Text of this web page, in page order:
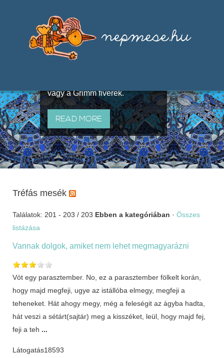
útján terjedő elbeszélésekből,
melyeket olyan ismert gyűjtők
állítottak össze, mint Benedek
vagy a Grimm fivérek.
READ MORE
Tréfás mesék
Találatok: 201 - 203 / 203 Ebben a kategóriában · Összes
listázása
Vannak dolgok, amiket nem lehet megmagyarázni
Vót egy parasztember. No, ez a parasztember fölkelt korán,
hogy majd megfeji, ugye az istállóba elmegy, megfeji a
teheneket. Hát ahogy megy, még a feleségit az ágyba hadta,
hát veszi a sétárt(sajtár) meg a kisszéket, leül, hogy majd fej,
feji a teh ...
Látogatás18593